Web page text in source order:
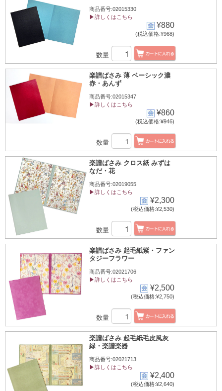
商品番号:02015330
▶詳しくはこちら
¥880
(税込価格:¥968)
数量
楽譜ばさみ 薄 ベーシック濃
赤・あんず
商品番号:02015347
▶詳しくはこちら
¥860
(税込価格:¥946)
数量
楽譜ばさみ クロス紙 みずは
なだ・花
商品番号:02019055
▶詳しくはこちら
¥2,300
(税込価格:¥2,530)
数量
楽譜ばさみ 起毛紙紫・ファン
タジーフラワー
商品番号:02021706
▶詳しくはこちら
¥2,500
(税込価格:¥2,750)
数量
楽譜ばさみ 起毛紙毛皮風灰
緑・楽譜楽器
商品番号:02021713
▶詳しくはこちら
¥2,400
(税込価格:¥2,640)